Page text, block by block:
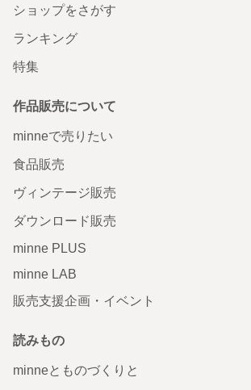
ショップをさがす
ランキング
特集
作品販売について
minneで売りたい
食品販売
ヴィンテージ販売
ダウンロード販売
minne PLUS
minne LAB
販売支援企画・イベント
読みもの
minneとものづくりと